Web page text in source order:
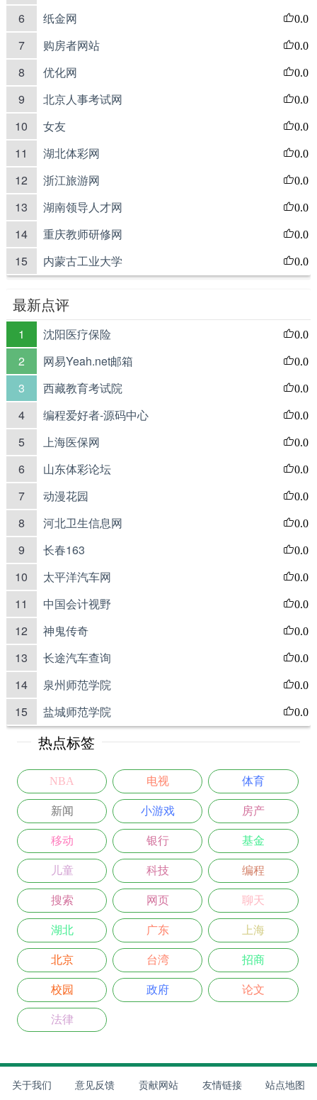
6 纸金网 0.0
7 购房者网站 0.0
8 优化网 0.0
9 北京人事考试网 0.0
10 女友 0.0
11 湖北体彩网 0.0
12 浙江旅游网 0.0
13 湖南领导人才网 0.0
14 重庆教师研修网 0.0
15 内蒙古工业大学 0.0
最新点评
1 沈阳医疗保险 0.0
2 网易Yeah.net邮箱 0.0
3 西藏教育考试院 0.0
4 编程爱好者-源码中心 0.0
5 上海医保网 0.0
6 山东体彩论坛 0.0
7 动漫花园 0.0
8 河北卫生信息网 0.0
9 长春163 0.0
10 太平洋汽车网 0.0
11 中国会计视野 0.0
12 神鬼传奇 0.0
13 长途汽车查询 0.0
14 泉州师范学院 0.0
15 盐城师范学院 0.0
热点标签
NBA 电视 体育
新闻 小游戏 房产
移动 银行 基金
儿童 科技 编程
搜索 网页 聊天
湖北 广东 上海
北京 台湾 招商
校园 政府 论文
法律
关于我们 意见反馈 贡献网站 友情链接 站点地图